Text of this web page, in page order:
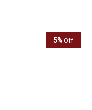
5% Off